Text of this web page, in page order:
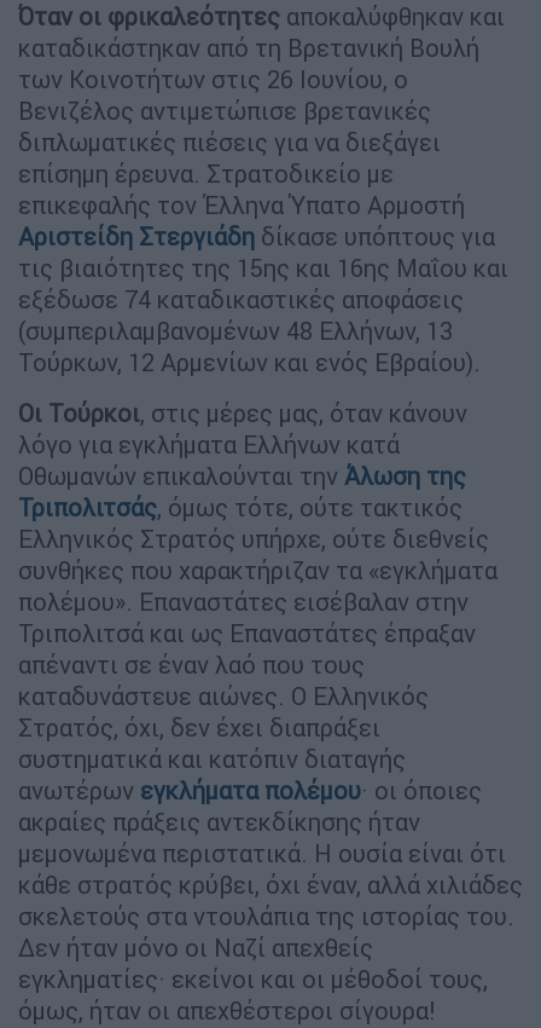
Όταν οι φρικαλεότητες αποκαλύφθηκαν και
καταδικάστηκαν από τη Βρετανική Βουλή
των Κοινοτήτων στις 26 Ιουνίου, ο
Βενιζέλος αντιμετώπισε βρετανικές
διπλωματικές πιέσεις για να διεξάγει
επίσημη έρευνα. Στρατοδικείο με
επικεφαλής τον Έλληνα Ύπατο Αρμοστή
Αριστείδη Στεργιάδη δίκασε υπόπτους για
τις βιαιότητες της 15ης και 16ης Μαΐου και
εξέδωσε 74 καταδικαστικές αποφάσεις
(συμπεριλαμβανομένων 48 Ελλήνων, 13
Τούρκων, 12 Αρμενίων και ενός Εβραίου).
Οι Τούρκοι, στις μέρες μας, όταν κάνουν
λόγο για εγκλήματα Ελλήνων κατά
Οθωμανών επικαλούνται την Άλωση της
Τριπολιτσάς, όμως τότε, ούτε τακτικός
Ελληνικός Στρατός υπήρχε, ούτε διεθνείς
συνθήκες που χαρακτήριζαν τα «εγκλήματα
πολέμου». Επαναστάτες εισέβαλαν στην
Τριπολιτσά και ως Επαναστάτες έπραξαν
απέναντι σε έναν λαό που τους
καταδυνάστευε αιώνες. Ο Ελληνικός
Στρατός, όχι, δεν έχει διαπράξει
συστηματικά και κατόπιν διαταγής
ανωτέρων εγκλήματα πολέμου· οι όποιες
ακραίες πράξεις αντεκδίκησης ήταν
μεμονωμένα περιστατικά. Η ουσία είναι ότι
κάθε στρατός κρύβει, όχι έναν, αλλά χιλιάδες
σκελετούς στα ντουλάπια της ιστορίας του.
Δεν ήταν μόνο οι Ναζί απεχθείς
εγκληματίες· εκείνοι και οι μέθοδοί τους,
όμως, ήταν οι απεχθέστεροι σίγουρα!